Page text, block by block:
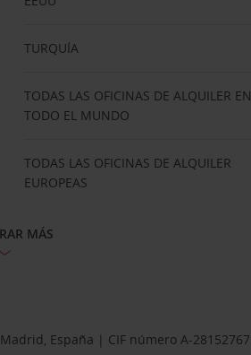
TURQUÍA
TODAS LAS OFICINAS DE ALQUILER EN
TODO EL MUNDO
TODAS LAS OFICINAS DE ALQUILER
EUROPEAS
MÁS
España | CIF número A-28152767